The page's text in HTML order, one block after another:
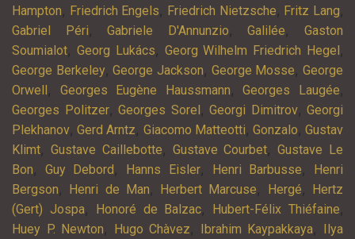
Hampton, Friedrich Engels, Friedrich Nietzsche, Fritz Lang,
Gabriel Péri,Gabriele D'Annunzio,Galilée,Gaston
Soumialot, Georg Lukács, Georg Wilhelm Friedrich Hegel ,
George Berkeley,George Jackson, George Mosse,George
Orwell , Georges Eugène Haussmann,Georges Laugée,
Georges Politzer, Georges Sorel , Georgi Dimitrov, Georgi
Plekhanov,Gerd Arntz, Giacomo Matteotti, Gonzalo,Gustav
Klimt, Gustave Caillebotte, Gustave Courbet,Gustave Le
Bon, Guy Debord , Hanns Eisler, Henri Barbusse,
Henri
Bergson, Henri de Man, Herbert Marcuse, Hergé,
Hertz
(Gert) Jospa, Honoré de Balzac, Hubert-Félix Thiéfaine,
Huey P. Newton, Hugo Chàvez, Ibrahim Kaypakkaya,
Ilya